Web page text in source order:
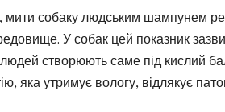
мити собаку людським шампунем
У собак цей показник
створюють саме під кислий
яка утримує вологу, відлякує